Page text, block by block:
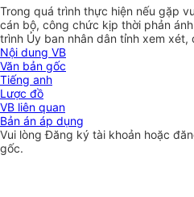
Trong quá trình thực hiện nếu gặp
cán bộ, công chức kịp thời phản
trình Ủy ban nhân dân tỉnh xem xét,
Nội dung VB
Văn bản gốc
Tiếng anh
Lược đồ
VB liên quan
Bản án áp dụng
Vui lòngĐăng ký tài khoản hoặc
gốc.